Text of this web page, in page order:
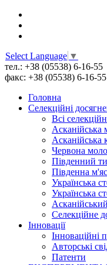
Select Language ▼
тел.: +38 (05538) 6-16-55
факс: +38 (05538) 6-16-55
Головна
Селекційні
Всі
Асканійська
Асканійська
Червона
Південний
Південна
Українська
Українська
Селекційне
Інновації
Інноваційні
Авторські
Патенти